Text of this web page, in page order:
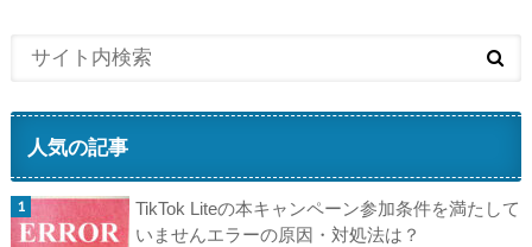
人気の記事
TikTok Liteの本キャンペーン参加条件を満たして
いませんエラーの原因・対処法は？